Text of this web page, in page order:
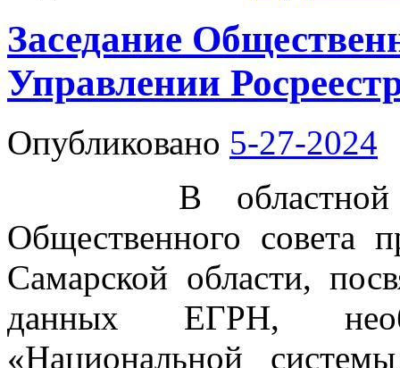
Заседание
Управлении
Опубликовано 5-27-2024
В областной
Общественного совета
Самарской области,
данных ЕГРН,
«Национальной